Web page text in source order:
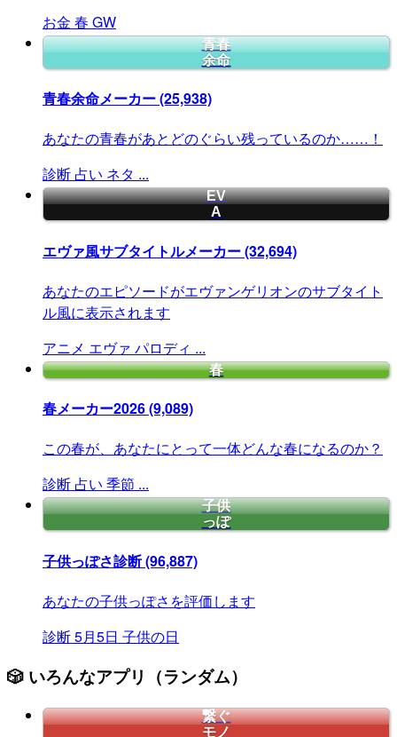
お金 春 GW
青春
余命
青春余命メーカー(25,938)
あなたの青春があとどのぐらい残っているのか……！
診断 占い ネタ ...
EV
A
エヴァ風サブタイトルメーカー(32,694)
あなたのエピソードがエヴァンゲリオンのサブタイト
ル風に表示されます
アニメ エヴァ パロディ ...
春
春メーカー2026(9,089)
この春が、あなたにとって一体どんな春になるのか？
診断 占い 季節 ...
子供
っぽ
子供っぽさ診断(96,887)
あなたの子供っぽさを評価します
診断5月5日 子供の日
🎲 いろんなアプリ（ランダム）
繋ぐ
モノ